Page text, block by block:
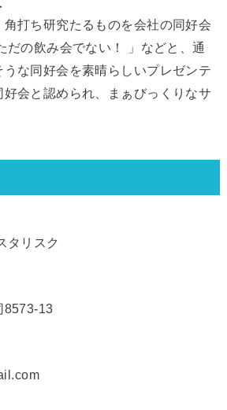
打ち研究たるものを会社の同好会
だの飲み会でない！ 」などと、通
な同好会を素晴らしいプレゼンテ
会と認められ、まぁびっくりなサ
タリスク
8573-13